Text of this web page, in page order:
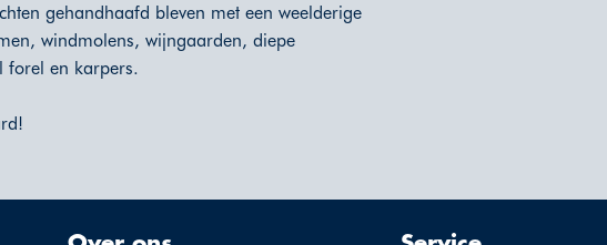
gehandhaafd bleven met een weelderige
windmolens, wijngaarden, diepe
forel en karpers.